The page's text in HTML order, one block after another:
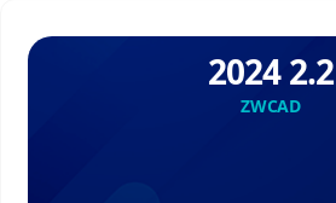
2024 2.2
ZWCAD